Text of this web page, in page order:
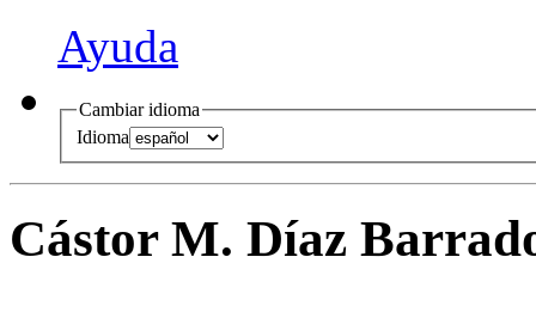
Ayuda
Cambiar idioma
Idioma
Cástor M. Díaz